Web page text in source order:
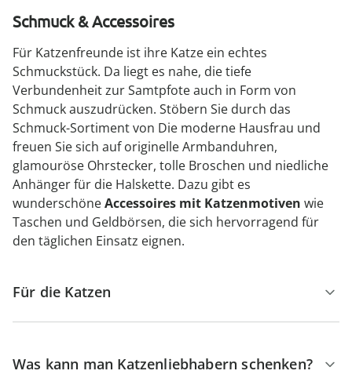
Schmuck & Accessoires
Für Katzenfreunde ist ihre Katze ein echtes
Schmuckstück. Da liegt es nahe, die tiefe
Verbundenheit zur Samtpfote auch in Form von
Schmuck auszudrücken. Stöbern Sie durch das
Schmuck-Sortiment von Die moderne Hausfrau und
freuen Sie sich auf originelle Armbanduhren,
glamouröse Ohrstecker, tolle Broschen und niedliche
Anhänger für die Halskette. Dazu gibt es
wunderschöneAccessoires mit Katzenmotiven wie
Taschen und Geldbörsen, die sich hervorragend für
den täglichen Einsatz eignen.
Für die Katzen
Was kann man Katzenliebhabern schenken?